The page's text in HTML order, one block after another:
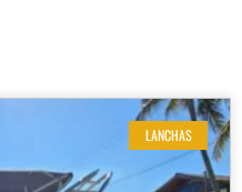
LANCHAS